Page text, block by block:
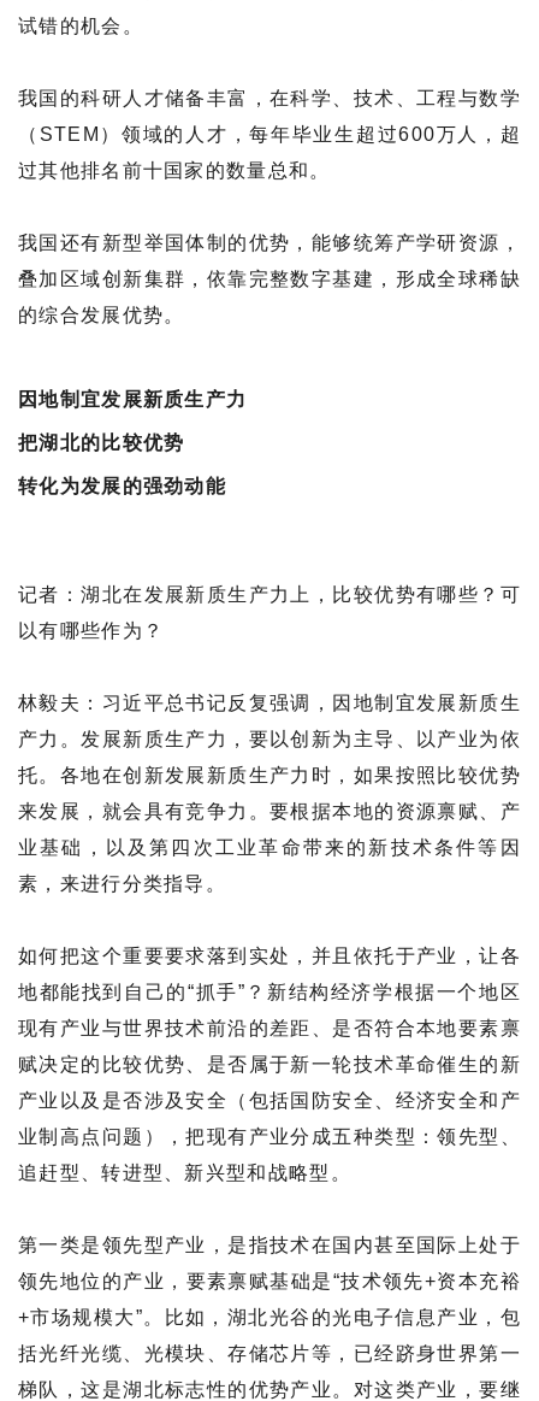
试错的机会。
我国的科研人才储备丰富，在科学、技术、工程与数学
（STEM）领域的人才，每年毕业生超过600万人，超
过其他排名前十国家的数量总和。
我国还有新型举国体制的优势，能够统筹产学研资源，
叠加区域创新集群，依靠完整数字基建，形成全球稀缺
的综合发展优势。
因地制宜发展新质生产力
把湖北的比较优势
转化为发展的强劲动能
记者：湖北在发展新质生产力上，比较优势有哪些？可
以有哪些作为？
林毅夫：习近平总书记反复强调，因地制宜发展新质生
产力。发展新质生产力，要以创新为主导、以产业为依
托。各地在创新发展新质生产力时，如果按照比较优势
来发展，就会具有竞争力。要根据本地的资源禀赋、产
业基础，以及第四次工业革命带来的新技术条件等因
素，来进行分类指导。
如何把这个重要要求落到实处，并且依托于产业，让各
地都能找到自己的“抓手”？新结构经济学根据一个地区
现有产业与世界技术前沿的差距、是否符合本地要素禀
赋决定的比较优势、是否属于新一轮技术革命催生的新
产业以及是否涉及安全（包括国防安全、经济安全和产
业制高点问题），把现有产业分成五种类型：领先型、
追赶型、转进型、新兴型和战略型。
第一类是领先型产业，是指技术在国内甚至国际上处于
领先地位的产业，要素禀赋基础是“技术领先+资本充裕
+市场规模大”。比如，湖北光谷的光电子信息产业，包
括光纤光缆、光模块、存储芯片等，已经跻身世界第一
梯队，这是湖北标志性的优势产业。对这类产业，要继